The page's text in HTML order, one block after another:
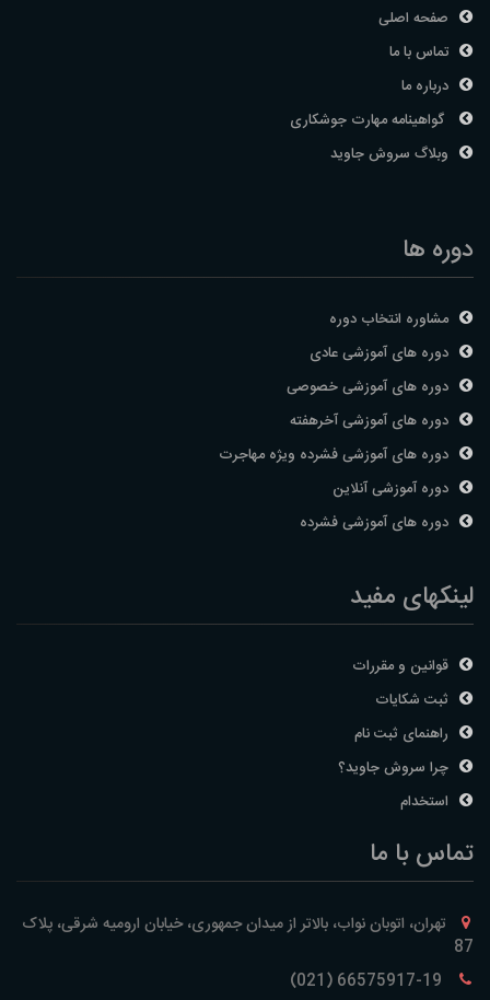
صفحه اصلی
تماس با ما
درباره ما
گواهینامه مهارت جوشکاری
وبلاگ سروش جاوید
دوره ها
مشاوره انتخاب دوره
دوره های آموزشی عادی
دوره های آموزشی خصوصی
دوره های آموزشی آخرهفته
دوره های آموزشی فشرده ویژه مهاجرت
دوره آموزشی آنلاین
دوره های آموزشی فشرده
لینکهای مفید
قوانین و مقررات
ثبت شکایات
راهنمای ثبت نام
چرا سروش جاوید؟
استخدام
تماس با ما
تهران، اتوبان نواب، بالاتر از میدان جمهوری، خیابان ارومیه شرقی، پلاک
87